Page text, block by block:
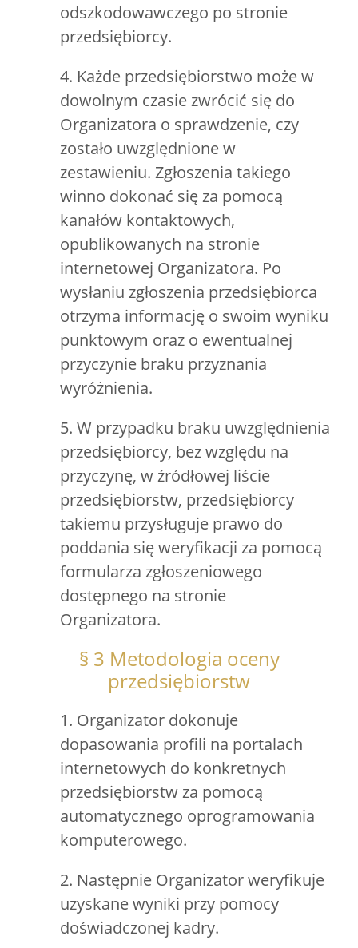
odszkodowawczego po stronie
przedsiębiorcy.
4. Każde przedsiębiorstwo może w
dowolnym czasie zwrócić się do
Organizatora o sprawdzenie, czy
zostało uwzględnione w
zestawieniu. Zgłoszenia takiego
winno dokonać się za pomocą
kanałów kontaktowych,
opublikowanych na stronie
internetowej Organizatora. Po
wysłaniu zgłoszenia przedsiębiorca
otrzyma informację o swoim wyniku
punktowym oraz o ewentualnej
przyczynie braku przyznania
wyróżnienia.
5. W przypadku braku uwzględnienia
przedsiębiorcy, bez względu na
przyczynę, w źródłowej liście
przedsiębiorstw, przedsiębiorcy
takiemu przysługuje prawo do
poddania się weryfikacji za pomocą
formularza zgłoszeniowego
dostępnego na stronie
Organizatora.
§ 3 Metodologia oceny
przedsiębiorstw
1. Organizator dokonuje
dopasowania profili na portalach
internetowych do konkretnych
przedsiębiorstw za pomocą
automatycznego oprogramowania
komputerowego.
2. Następnie Organizator weryfikuje
uzyskane wyniki przy pomocy
doświadczonej kadry.